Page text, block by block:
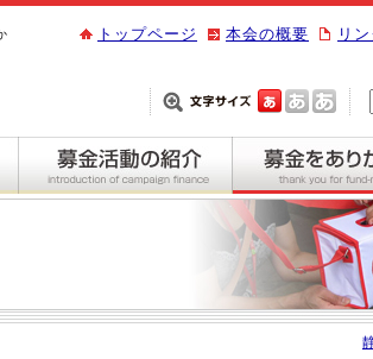
リ
本会の概要
トップページ